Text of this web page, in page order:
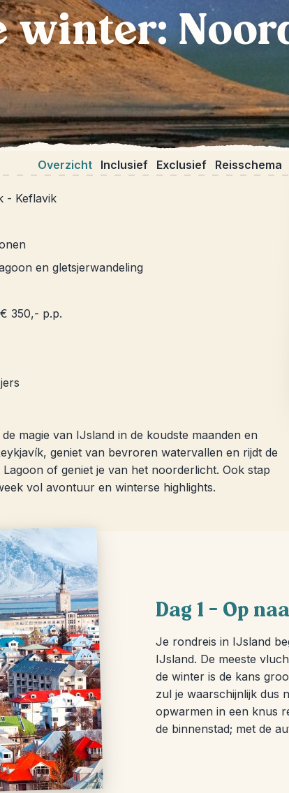
winter:
Overzicht Inclusief Exclusief Reisschema
- Keflavik
en gletsjerwandeling
350,- p.p.
magie van IJsland in de koudste maanden en
geniet van bevroren watervallen en rijdt de
of geniet je van het noorderlicht. Ook stap
vol avontuur en winterse highlights.
Dag 1 – Op
Je rondreis in IJsland
IJsland. De meeste
de winter is de kans
zul je waarschijnlijk dus
opwarmen in een knus
de binnenstad; met de